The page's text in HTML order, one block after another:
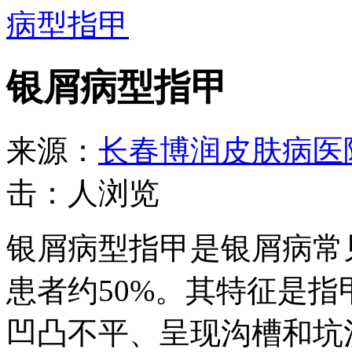
病型指甲
银屑病型指甲
来源： 长春博润皮肤病医
击： 人浏览
银屑病型指甲是银屑病
患者约50%。其特征是
凹凸不平、呈现沟槽和